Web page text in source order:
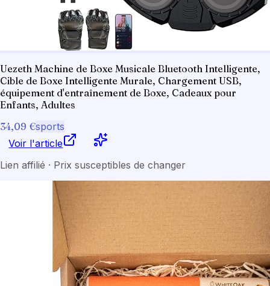
Uezeth Machine de Boxe Musicale Bluetooth Intelligente,
Cible de Boxe Intelligente Murale, Chargement USB,
équipement d'entraînement de Boxe, Cadeaux pour
Enfants, Adultes
34,09 €sports
Voir l'article
Lien affilié · Prix susceptibles de changer